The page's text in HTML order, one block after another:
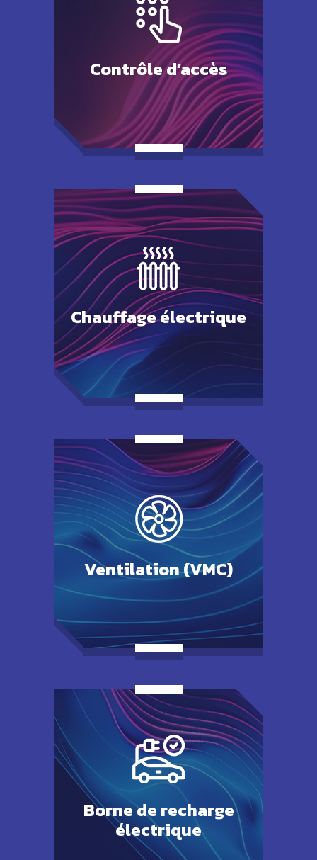
Contrôled’accès
Chauffageélectrique
Ventilation(VMC)
Borne de recharge
électrique